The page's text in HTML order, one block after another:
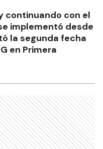
continuando con el
implementó desde
la segunda fecha
en Primera